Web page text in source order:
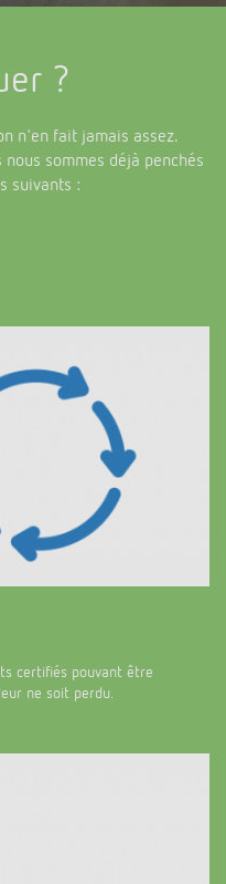
?
n'en fait jamais assez.
sommes déjà penchés
suivants :
certifiés pouvant être
ne soit perdu.